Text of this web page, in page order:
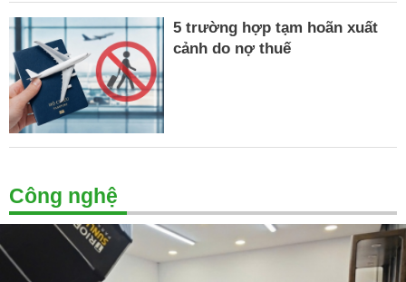
5 trường hợp tạm hoãn xuất
cảnh do nợ thuế
Công nghệ